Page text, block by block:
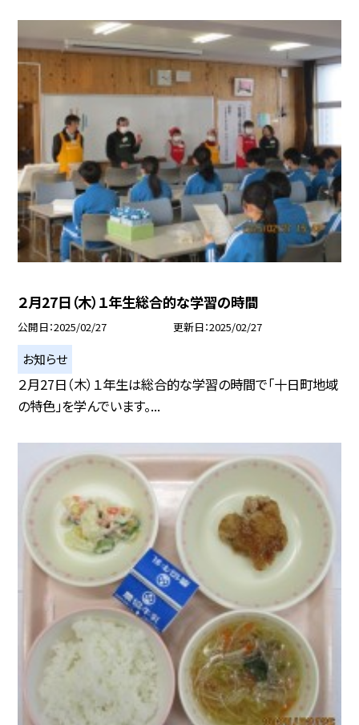
２月27日（木）１年生総合的な学習の時間
公開日 2025/02/27 更新日 2025/02/27
お知らせ
２月27日（木）１年生は総合的な学習の時間で「十日町地域
の特色」を学んでいます。...